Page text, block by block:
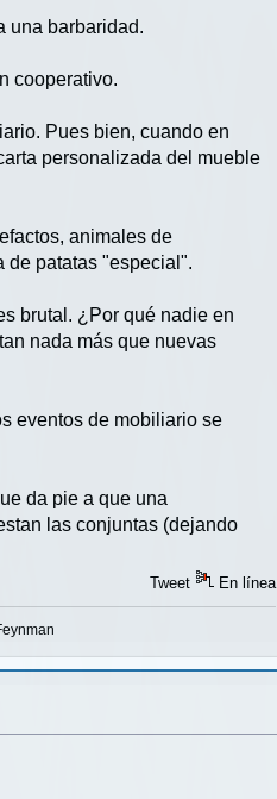
una barbaridad.
cooperativo.
Pues bien, cuando en
personalizada del mueble
animales de
de patatas "especial".
brutal. ¿Por qué nadie en
nada más que nuevas
eventos de mobiliario se
da pie a que una
las conjuntas (dejando
Tweet En línea